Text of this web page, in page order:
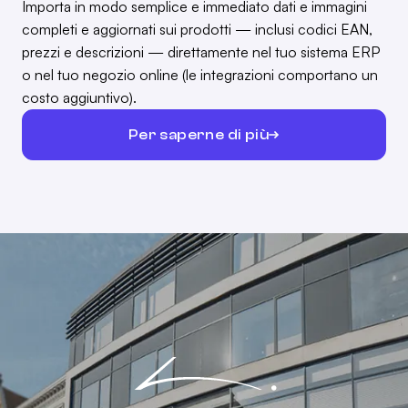
Importa in modo semplice e immediato dati e immagini
completi e aggiornati sui prodotti — inclusi codici EAN,
prezzi e descrizioni — direttamente nel tuo sistema ERP
o nel tuo negozio online (le integrazioni comportano un
costo aggiuntivo).
Per saperne di più